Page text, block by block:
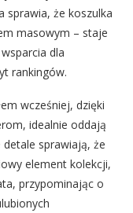
sprawia, że koszulka
masowym – staje
dla
rankingów.
wcześniej, dzięki
idealnie oddają
sprawiają, że
element kolekcji,
przypominając o